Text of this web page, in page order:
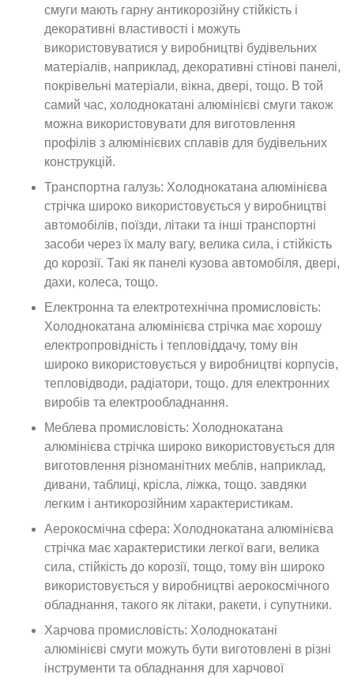
смуги мають гарну антикорозійну стійкість і
декоративні властивості і можуть
використовуватися у виробництві будівельних
матеріалів, наприклад, декоративні стінові панелі,
покрівельні матеріали, вікна, двері, тощо. В той
самий час, холоднокатані алюмінієві смуги також
можна використовувати для виготовлення
профілів з алюмінієвих сплавів для будівельних
конструкцій.
Транспортна галузь: Холоднокатана алюмінієва
стрічка широко використовується у виробництві
автомобілів, поїзди, літаки та інші транспортні
засоби через їх малу вагу, велика сила, і стійкість
до корозії. Такі як панелі кузова автомобіля, двері,
дахи, колеса, тощо.
Електронна та електротехнічна промисловість:
Холоднокатана алюмінієва стрічка має хорошу
електропровідність і тепловіддачу, тому він
широко використовується у виробництві корпусів,
тепловідводи, радіатори, тощо. для електронних
виробів та електрообладнання.
Меблева промисловість: Холоднокатана
алюмінієва стрічка широко використовується для
виготовлення різноманітних меблів, наприклад,
дивани, таблиці, крісла, ліжка, тощо. завдяки
легким і антикорозійним характеристикам.
Аерокосмічна сфера: Холоднокатана алюмінієва
стрічка має характеристики легкої ваги, велика
сила, стійкість до корозії, тощо, тому він широко
використовується у виробництві аерокосмічного
обладнання, такого як літаки, ракети, і супутники.
Харчова промисловість: Холоднокатані
алюмінієві смуги можуть бути виготовлені в різні
інструменти та обладнання для харчової